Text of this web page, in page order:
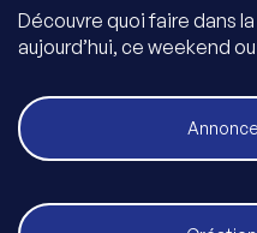
Découvre quoi faire dans
aujourd’hui, ce weekend